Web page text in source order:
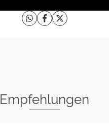
Empfehlungen